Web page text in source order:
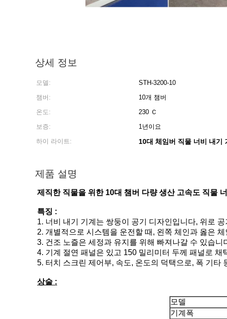
상세 정보
모델: STH-3200-10
챔버:
10개 챔버
온도:
230 Ｃ
보증:
1년이요
하이 라이트:
10대 체임버 직물 너비 내기
제품 설명
제직한 직물을 위한 10대 챔버 다량 생산 고속도 직물
특징 :
1. 너비 내기 기계는 쌍둥이 공기 디자인입니다, 위로
2. 개별적으로 시스템을 운전할 때, 왼쪽 체인과 옳은
3. 건조 노즐은 세정과 유지를 위해 빠져나갈 수 있습니
4. 기계 절연 패널은 있고 150 밀리미터 두께 패널로
5. 터치 스크린 제어부, 속도, 온도의 덕택으로, 폭 기타
상술 :
모델
기계폭